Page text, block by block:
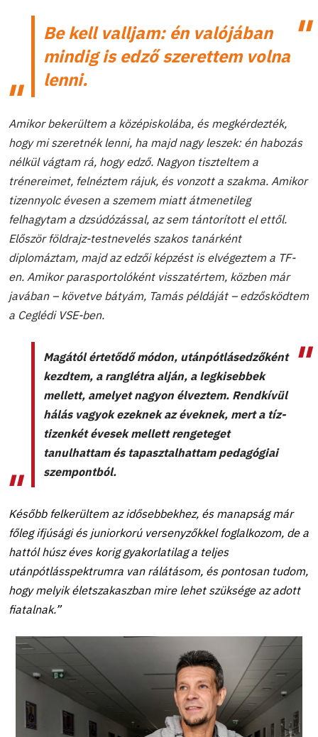
Be kell valljam: én valójában
mindig is edző szerettem volna
lenni.
Amikor bekerültem a középiskolába, és megkérdezték,
hogy mi szeretnék lenni, ha majd nagy leszek: én habozás
nélkül vágtam rá, hogy edző. Nagyon tiszteltem a
trénereimet, felnéztem rájuk, és vonzott a szakma. Amikor
tizennyolc évesen a szemem miatt átmenetileg
felhagytam a dzsúdózással, az sem tántorított el ettől.
Először földrajz-testnevelés szakos tanárként
diplomáztam, majd az edzői képzést is elvégeztem a TF-
en. Amikor parasportolóként visszatértem, közben már
javában – követve bátyám, Tamás példáját – edzősködtem
a Ceglédi VSE-ben.
Magától értetődő módon, utánpótlásedzőként
kezdtem, a ranglétra alján, a legkisebbek
mellett, amelyet nagyon élveztem. Rendkívül
hálás vagyok ezeknek az éveknek, mert a tíz-
tizenkét évesek mellett rengeteget
tanulhattam és tapasztalhattam pedagógiai
szempontból.
Később felkerültem az idősebbekhez, és manapság már
főleg ifjúsági és juniorkorú versenyzőkkel foglalkozom, de a
hattól húsz éves korig gyakorlatilag a teljes
utánpótlásspektrumra van rálátásom, és pontosan tudom,
hogy melyik életszakaszban mire lehet szüksége az adott
fiatalnak.”